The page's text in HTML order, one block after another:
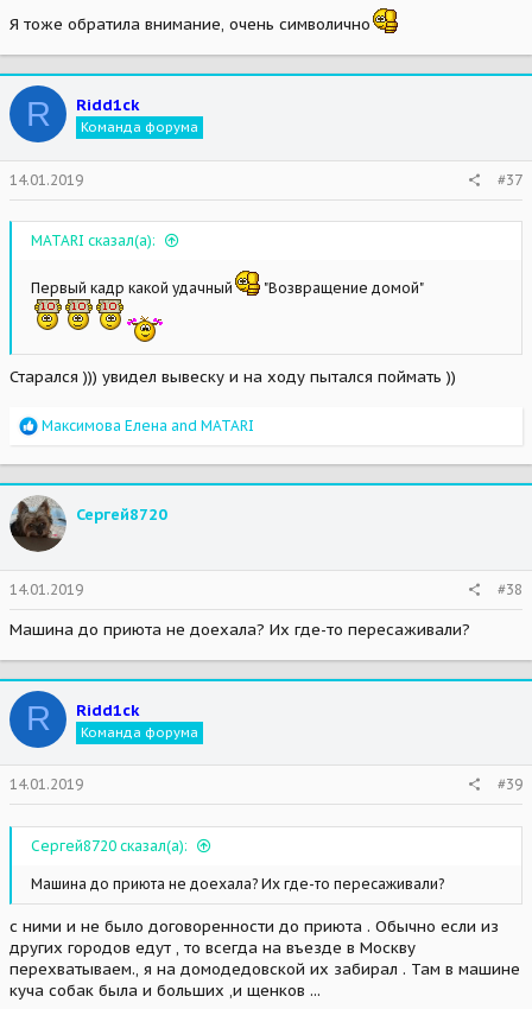
Я тоже обратила внимание, очень символично
R Ridd1ck
Команда форума
14.01.2019 #37
MATARI сказал(а):
Первый кадр какой удачный "Возвращение домой"
Старался ))) увидел вывеску и на ходу пытался поймать ))
R
a
c
t
i
o
n
s
:
Максимова Елена and MATARI
Сергей8720
14.01.2019 #38
Машина до приюта не доехала? Их где-то пересаживали?
R Ridd1ck
Команда форума
14.01.2019 #39
Сергей8720 сказал(а):
Машина до приюта не доехала? Их где-то пересаживали?
с ними и не было договоренности до приюта . Обычно если из
других городов едут , то всегда на въезде в Москву
перехватываем., я на домодедовской их забирал . Там в машине
куча собак была и больших ,и щенков ...